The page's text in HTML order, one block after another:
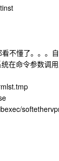
不懂了。。。
在命令参数调